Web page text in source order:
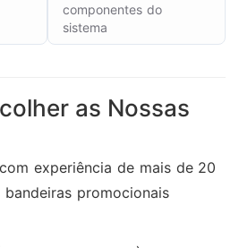
componentes do
sistema
as Nossas
experiência de mais de 20
promocionais